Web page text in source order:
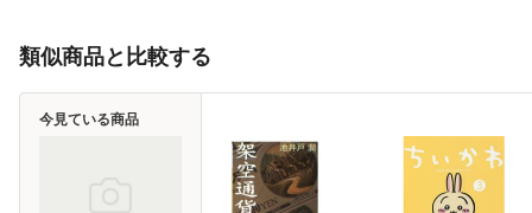
類似商品と比較する
今見ている商品